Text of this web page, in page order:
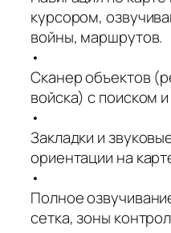
курсором,
войны, маршрутов.
•
Сканер объектов
войска) с поиском
•
Закладки и
ориентации на
•
Полное
сетка, зоны